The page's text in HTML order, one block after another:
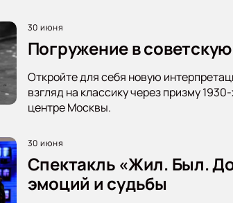
30 июня
Погружение в
Откройте для себя новую
взгляд на классику через призму
центре Москвы.
30 июня
Спектакль «Жил. Был.
эмоций и судьбы